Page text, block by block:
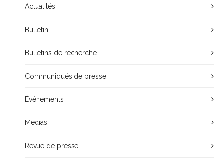
Actualités
Bulletin
Bulletins de recherche
Communiqués de presse
Événements
Médias
Revue de presse